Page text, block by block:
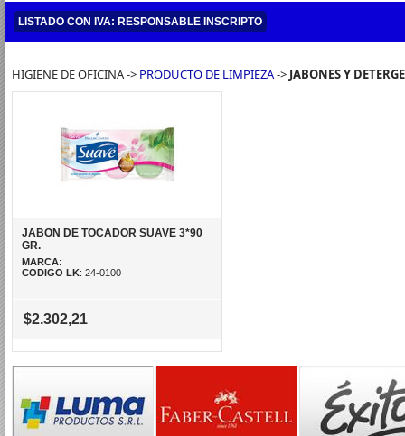
LISTADO CON IVA: RESPONSABLE INSCRIPTO
HIGIENE DE OFICINA -> PRODUCTO DE LIMPIEZA-> JABONES Y
JABON DE TOCADOR SUAVE 3*90
GR.
MARCA:
CODIGO LK: 24-0100
$2.302,21